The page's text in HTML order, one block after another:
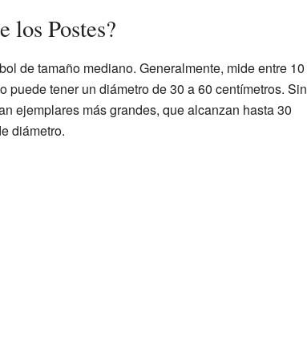
los Postes?
de tamaño mediano. Generalmente, mide entre 10
puede tener un diámetro de 30 a 60 centímetros. Sin
ejemplares más grandes, que alcanzan hasta 30
diámetro.